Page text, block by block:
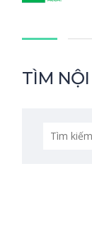
TÌM
Tìm